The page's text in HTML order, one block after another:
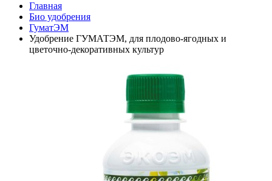
Главная
Био удобрения
ГуматЭМ
Удобрение ГУМАТЭМ, для плодово-ягодных и
цветочно-декоративных культур